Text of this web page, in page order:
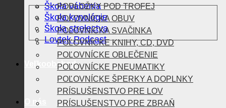
Škola vábenia
Škola kynológie
Škola strelectva
Lovtek Podcast
Veľkoobchod
O nás
PODLOŽKY POD TROFEJ
POĽOVNÍCKA OBUV
POĽOVNÍCKA SVAČINKA
POĽOVNÍCKE KNIHY, CD, DVD
POĽOVNÍCKE OBLEČENIE
POĽOVNÍCKE PNEUMATIKY
POĽOVNÍCKE ŠPERKY A DOPLNKY
PRÍSLUŠENSTVO PRE LOV
PRÍSLUŠENSTVO PRE ZBRAŇ